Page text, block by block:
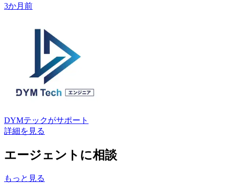
3か月前
DYMテックがサポート
詳細を見る
エージェントに相談
もっと見る